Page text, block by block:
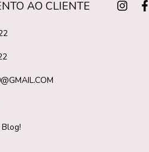
AO CLIENTE